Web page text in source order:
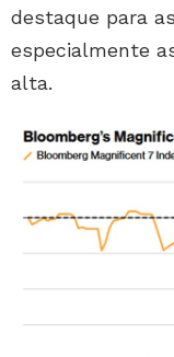
destaque para
especialmente
alta.